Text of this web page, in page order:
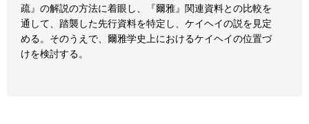
疏』の解説の方法に着眼し、『爾雅』関連資料との比較を
通して、踏襲した先行資料を特定し、ケイヘイの説を見定
める。そのうえで、爾雅学史上におけるケイヘイの位置づ
けを検討する。